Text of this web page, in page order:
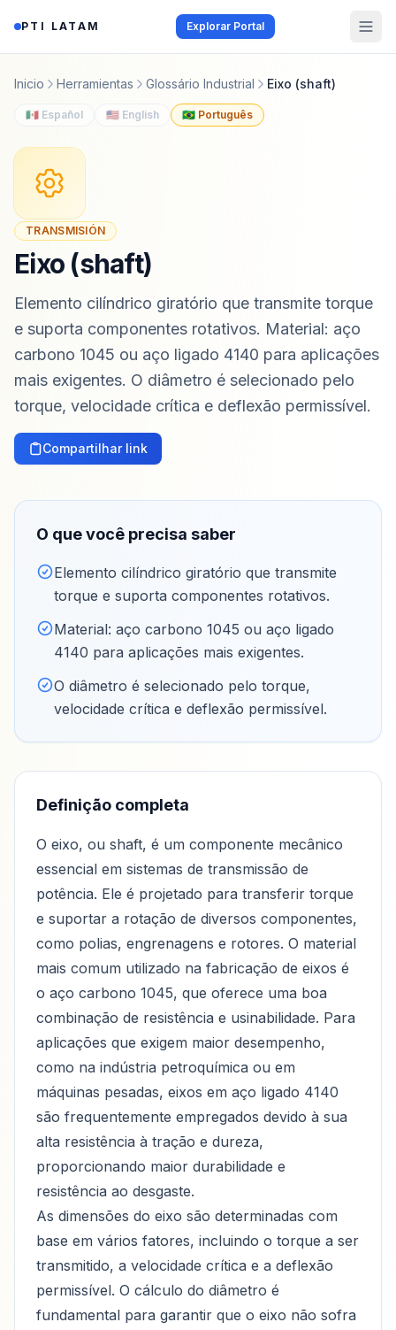
PTI LATAM Explorar Portal
Inicio Herramientas Glossário Industrial Eixo (shaft)
🇲🇽 Español 🇺🇸 English 🇧🇷 Português
TRANSMISIÓN
Eixo (shaft)
Elemento cilíndrico giratório que transmite torque
e suporta componentes rotativos. Material: aço
carbono 1045 ou aço ligado 4140 para aplicações
mais exigentes. O diâmetro é selecionado pelo
torque, velocidade crítica e deflexão permissível.
Compartilhar link
O que você precisa saber
Elemento cilíndrico giratório que transmite
torque e suporta componentes rotativos.
Material: aço carbono 1045 ou aço ligado
4140 para aplicações mais exigentes.
O diâmetro é selecionado pelo torque,
velocidade crítica e deflexão permissível.
Definição completa
O eixo, ou shaft, é um componente mecânico
essencial em sistemas de transmissão de
potência. Ele é projetado para transferir torque
e suportar a rotação de diversos componentes,
como polias, engrenagens e rotores. O material
mais comum utilizado na fabricação de eixos é
o aço carbono 1045, que oferece uma boa
combinação de resistência e usinabilidade. Para
aplicações que exigem maior desempenho,
como na indústria petroquímica ou em
máquinas pesadas, eixos em aço ligado 4140
são frequentemente empregados devido à sua
alta resistência à tração e dureza,
proporcionando maior durabilidade e
resistência ao desgaste.
As dimensões do eixo são determinadas com
base em vários fatores, incluindo o torque a ser
transmitido, a velocidade crítica e a deflexão
permissível. O cálculo do diâmetro é
fundamental para garantir que o eixo não sofra